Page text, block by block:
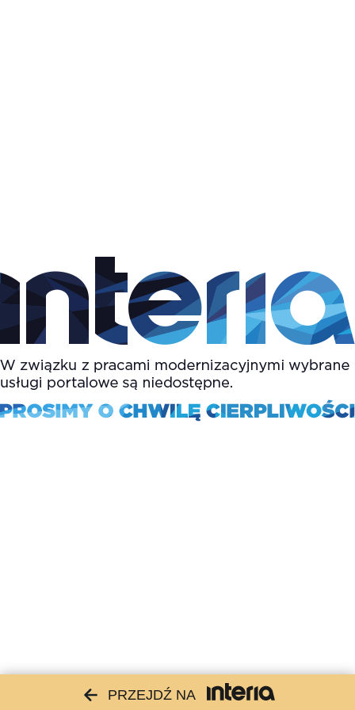
PRZEJDŹ NA